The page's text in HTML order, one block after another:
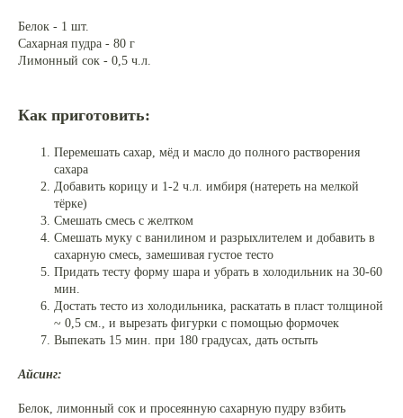
Белок - 1 шт.
Сахарная пудра - 80 г
Лимонный сок - 0,5 ч.л.
Как приготовить:
Перемешать сахар, мёд и масло до полного растворения
сахара
Добавить корицу и 1-2 ч.л. имбиря (натереть на мелкой
тёрке)
Смешать смесь с желтком
Смешать муку с ванилином и разрыхлителем и добавить в
сахарную смесь, замешивая густое тесто
Придать тесту форму шара и убрать в холодильник на 30-60
мин.
Достать тесто из холодильника, раскатать в пласт толщиной
~ 0,5 см., и вырезать фигурки с помощью формочек
Выпекать 15 мин. при 180 градусах, дать остыть
Айсинг:
Белок, лимонный сок и просеянную сахарную пудру взбить